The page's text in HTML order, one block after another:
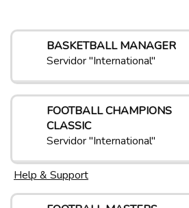
BASKETBALL MANAGER
Servidor "International"
FOOTBALL CHAMPIONS
CLASSIC
Servidor "International"
Help & Support